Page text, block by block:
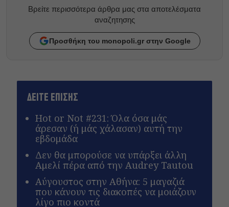
Βρείτε περισσότερα άρθρα μας στα αποτελέσματα
αναζητησης
Προσθήκη του monopoli.gr στην Google
ΔΕΙΤΕ ΕΠΙΣΗΣ
Hot or Not #231: Όλα όσα μάς
άρεσαν (ή μάς χάλασαν) αυτή την
εβδομάδα
Δεν θα μπορούσε να υπάρξει άλλη
Αμελί πέρα από την Audrey Tautou
Αύγουστος στην Αθήνα: 5 μαγαζιά
που κάνουν τις διακοπές να μοιάζουν
λίγο πιο κοντά